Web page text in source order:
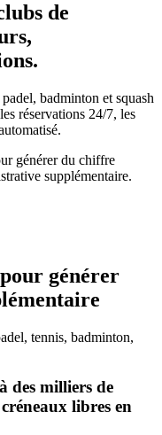
de
badminton et squash
réservations 24/7, les
générer du chiffre
supplémentaire.
générer
tennis, badminton,
des milliers de
libres en